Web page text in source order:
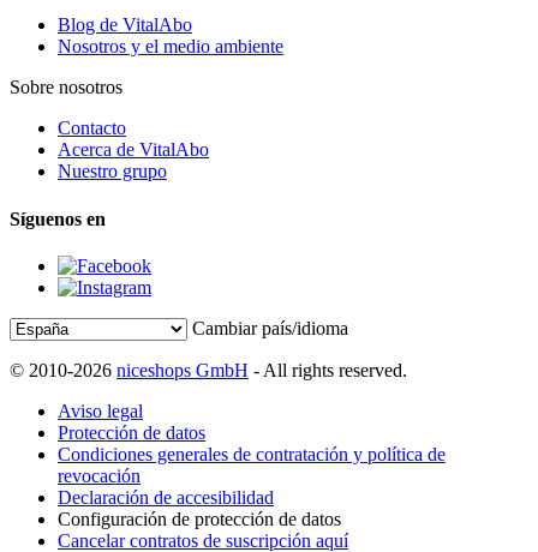
Blog de VitalAbo
Nosotros y el medio ambiente
Sobre nosotros
Contacto
Acerca de VitalAbo
Nuestro grupo
Síguenos en
Cambiar país/idioma
© 2010-2026 niceshops GmbH - All rights reserved.
Aviso legal
Protección de datos
Condiciones generales de contratación y política de
revocación
Declaración de accesibilidad
Configuración de protección de datos
Cancelar contratos de suscripción aquí